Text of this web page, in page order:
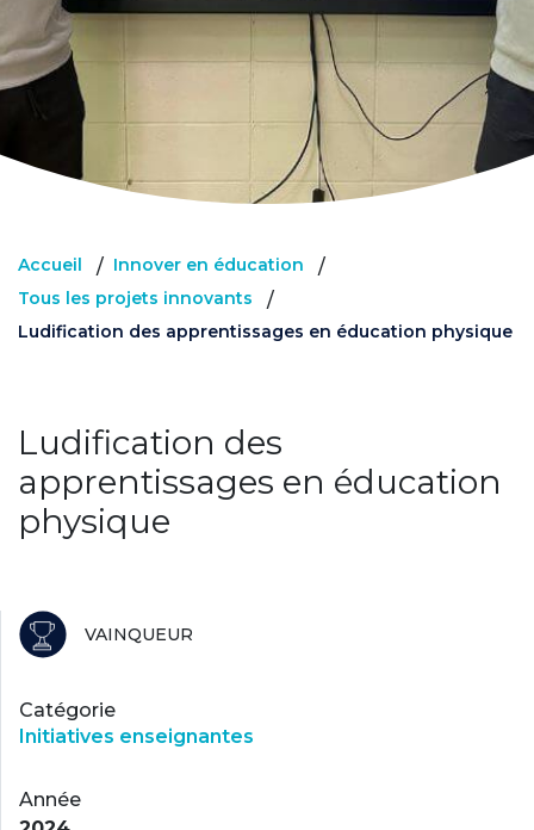
Accueil / Innover en éducation /
Tous les projets innovants /
Ludification des apprentissages en éducation physique
Ludification des
apprentissages en éducation
physique
VAINQUEUR
Catégorie
Initiatives enseignantes
Année